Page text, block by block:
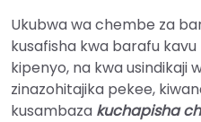
Ukubwa wa chembe za
kusafisha kwa barafu
kipenyo, na kwa usindikaji
zinazohitajika pekee,
kusambaza kuchapisha